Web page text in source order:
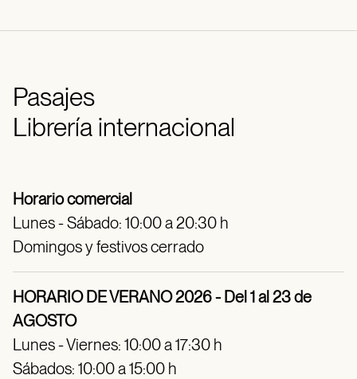
Pasajes
Librería internacional
Horario comercial
Lunes - Sábado: 10:00 a 20:30 h
Domingos y festivos cerrado
HORARIO DE VERANO 2026 - Del 1 al 23 de
AGOSTO
Lunes - Viernes: 10:00 a 17:30 h
Sábados: 10:00 a 15:00 h